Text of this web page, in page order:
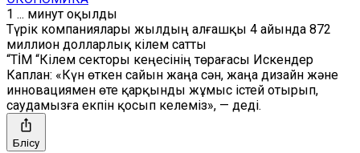
1 ... минут оқылды
Түрік компаниялары жылдың алғашқы 4 айында 872
миллион долларлық кілем сатты
“TİM “Кілем секторы кеңесінің төрағасы Искендер
Каплан: «Күн өткен сайын жаңа сән, жаңа дизайн және
инновациямен өте қарқынды жұмыс істей отырып,
саудамызға екпін қосып келеміз», — деді.
Бөлісу